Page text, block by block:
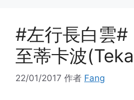
#左行長白雲#
至蒂卡波
22/01/2017 作者 Fang